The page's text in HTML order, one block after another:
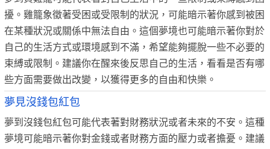
擾。雞籠象徵著受困或受限制的狀況，可能暗示著你感到被困
在某種狀況或關係中無法自由。這個夢境也可能暗示著你對於
自己的生活方式或環境感到不滿，希望能夠擺脫一些不必要的
束縛或限制。建議你在醒來後反思自己的生活，看看是否有哪
些方面需要做出改變，以獲得更多的自由和快樂。
夢見沒錢包紅包
夢到沒錢包紅包可能代表著對財務狀況或者未來的不安。這種
夢境可能暗示著你對金錢或者財務方面的壓力或者擔憂。建議